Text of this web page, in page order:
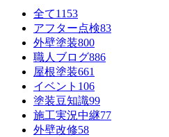
全て1153
アフター点検83
外壁塗装800
職人ブログ886
屋根塗装661
イベント 106
塗装豆知識99
施工実況中継77
外壁改修58